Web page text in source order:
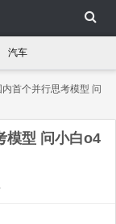
汽车
首个并行思考模型 问
模型 问小白o4